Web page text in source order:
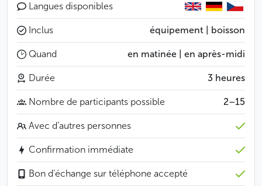
comprise dans le prix de la visite, vous permettra de
vous rafraîchir, ou de vous réchauffer, tout en
discutant avec votre guide.
Du parc de Letná à la colline de Petřín et ses vergers,
vous profiterez aussi de très belles vues
panoramiques sur la ville aux cent clochers et pourrez
vous arrêter autant de fois que vous le souhaitez pour
prendre des photos.
Bon à savoir
Départ à 10h00 et 14h00
Merci de choisir le même type de véhicule pour
Langues disponibles
Inclus équipement | boisson
Quand en matinée | en après-midi
Durée 3 heures
Nombre de participants possible 2–15
Avec d’autres personnes
Confirmation immédiate
Bon d’échange sur téléphone accepté